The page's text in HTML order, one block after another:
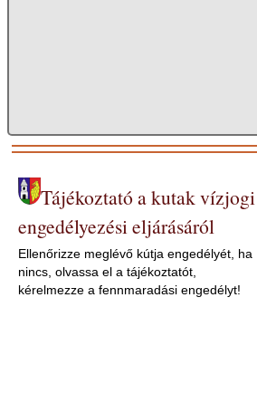
Tájékoztató a kutak
engedélyezési eljárásáról
Ellenőrizze meglévő kútja engedélyét, ha
nincs, olvassa el a tájékoztatót,
kérelmezze a fennmaradási engedélyt!